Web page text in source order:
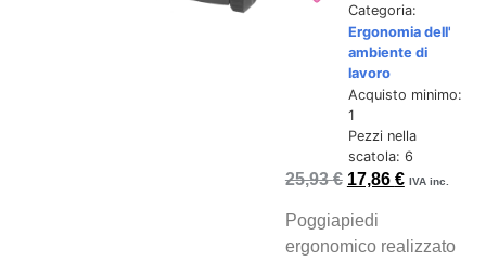
Categoria:
Ergonomia dell'
ambiente di
lavoro
Acquisto minimo:
1
Pezzi nella
scatola: 6
25,93€ 17,86 € IVA inc.
Poggiapiedi
ergonomico realizzato